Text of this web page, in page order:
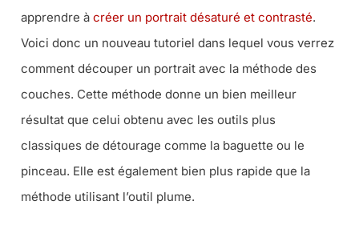
apprendre à créer un portrait désaturé et contrasté.
Voici donc un nouveau tutoriel dans lequel vous verrez
comment découper un portrait avec la méthode des
couches. Cette méthode donne un bien meilleur
résultat que celui obtenu avec les outils plus
classiques de détourage comme la baguette ou le
pinceau. Elle est également bien plus rapide que la
méthode utilisant l’outil plume.